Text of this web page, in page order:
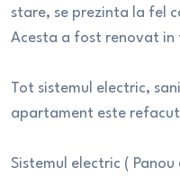
stare, se prezinta la fel
Acesta a fost renovat
Tot sistemul electric,
apartament este
Sistemul electric (